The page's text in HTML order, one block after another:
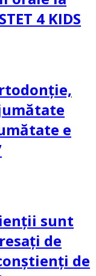
4 KIDS
e
sunt
de
de